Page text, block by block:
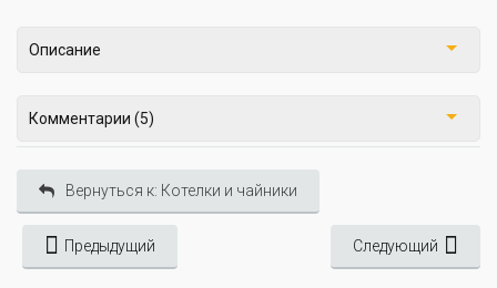
Описание
Комментарии (5)
Вернуться к: Котелки и чайники
Предыдущий Следующий